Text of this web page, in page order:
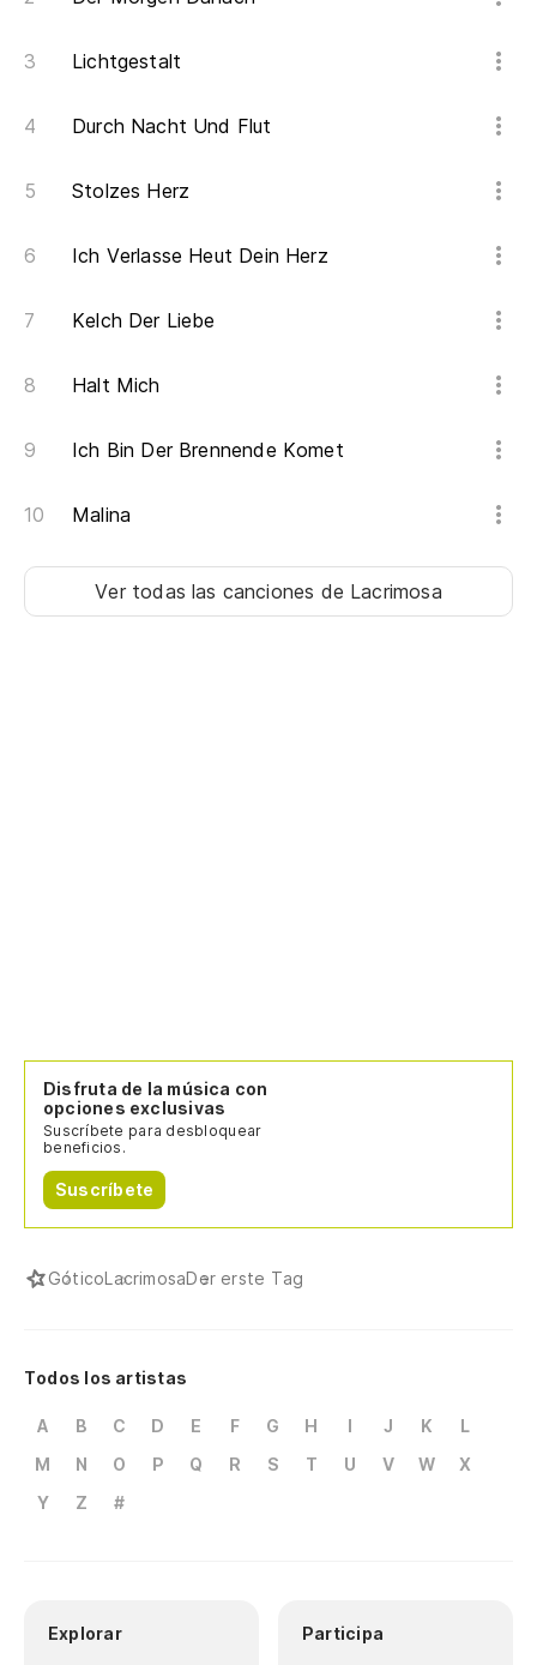
Lichtgestalt
Durch Nacht Und Flut
Stolzes Herz
Ich Verlasse Heut Dein Herz
Kelch Der Liebe
Halt Mich
Ich Bin Der Brennende Komet
Malina
Ver todas las canciones de Lacrimosa
Disfruta de la música con
opciones exclusivas
Suscríbete para desbloquear
beneficios.
Suscríbete
GóticoLacrimosaDer erste Tag
Todos los artistas
A B C D E F G H I J K
L
M
N O P Q R S T U V W
X
Y
Z #
Explorar Participa